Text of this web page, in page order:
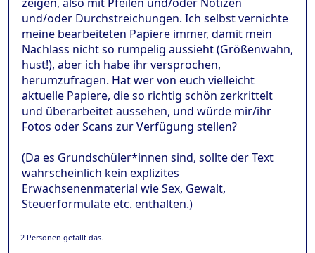
und/oder Durchstreichungen. Ich selbst vernichte
meine bearbeiteten Papiere immer, damit mein
Nachlass nicht so rumpelig aussieht (Größenwahn,
hust!), aber ich habe ihr versprochen,
herumzufragen. Hat wer von euch vielleicht
aktuelle Papiere, die so richtig schön zerkrittelt
und überarbeitet aussehen, und würde mir/ihr
Fotos oder Scans zur Verfügung stellen?
(Da es Grundschüler*innen sind, sollte der Text
wahrscheinlich kein explizites
Erwachsenenmaterial wie Sex, Gewalt,
Steuerformulate etc. enthalten.)
2 Personen gefällt das.